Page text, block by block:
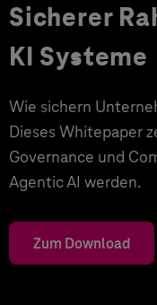
Sicherer
KI Systeme
Wie sichern
Dieses Whitepaper
Governance und
Agentic AI werden.
Zum Download